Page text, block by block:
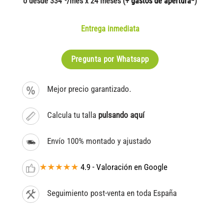
Entrega inmediata
Pregunta por Whatsapp
Mejor precio garantizado.
Calcula tu talla pulsando aquí
Envío 100% montado y ajustado
★★★★★ 4.9 - Valoración en Google
Seguimiento post-venta en toda España